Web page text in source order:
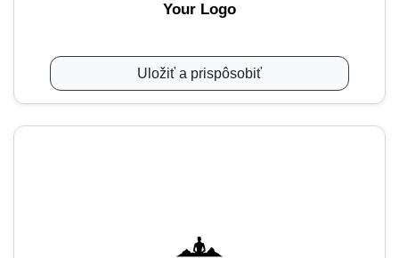
Your Logo
Uložiť a prispôsobiť